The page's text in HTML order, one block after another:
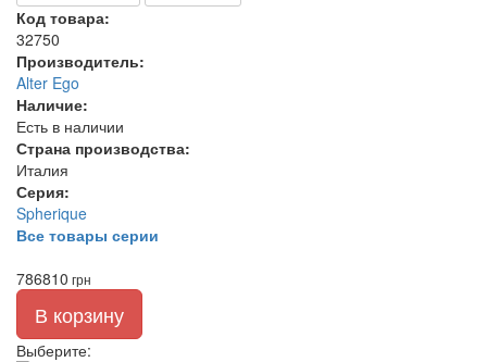
Код товара:
32750
Производитель:
Alter Ego
Наличие:
Есть в наличии
Страна производства:
Италия
Серия:
Spherique
Все товары серии
786810 грн
В корзину
Выберите: